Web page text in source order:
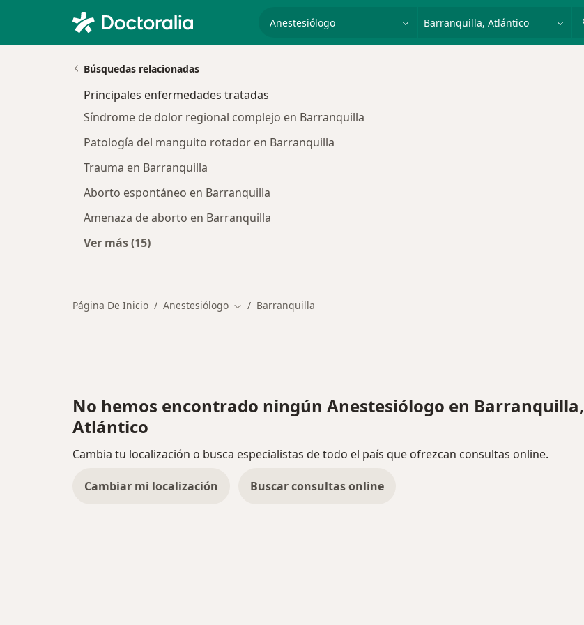
especialidad, enfermedad o nombre
Búsquedas relacionadas
Principales enfermedades tratadas
Síndrome de dolor regional complejo en Barranquilla
Patología del manguito rotador en Barranquilla
Trauma en Barranquilla
Aborto espontáneo en Barranquilla
Amenaza de aborto en Barranquilla
Ver más (15)
Página De Inicio Anestesiólogo Cambiar de ciudad
Barranquilla
No hemos encontrado ningún Anestesiólogo en Barranquilla,
Atlántico
Cambia tu localización o busca especialistas de todo el país que ofrezcan consultas online.
Cambiar mi localización Buscar consultas online